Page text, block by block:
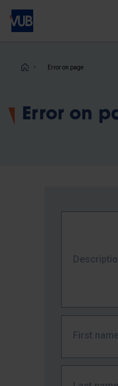
Skip
main
Error on page
Error on
First